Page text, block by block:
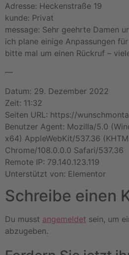
Adresse: Heckenstraße 19
kunde: Privat
message: Sehr geehrte Damen
ich plane einige Anpassungen
bitte mal um einen Rückruf –
—
Datum: 29. Dezember 2022
Zeit: 11:32
Seiten URL: https://
Benutzer Agent: Mozilla/5.0
x64) AppleWebKit/537.36
Chrome/108.0.0.0 Safari/537.36
Remote IP: 79.140.123.119
Unterstützt von: Elementor
Schreibe einen
Du musst angemeldet sein, um
abzugeben.